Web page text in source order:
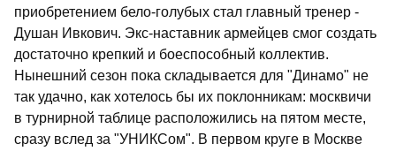
приобретением бело-голубых стал главный тренер -
Душан Ивкович. Экс-наставник армейцев смог создать
достаточно крепкий и боеспособный коллектив.
Нынешний сезон пока складывается для "Динамо" не
так удачно, как хотелось бы их поклонникам: москвичи
в турнирной таблице расположились на пятом месте,
сразу вслед за "УНИКСом". В первом круге в Москве